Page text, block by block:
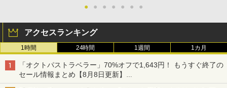
● ● ● ● ● ● ●
アクセスランキング
1時間 24時間 1週間 1カ月
「オクトパストラベラー」70%オフで1,643円！ もうすぐ終了の
セール情報まとめ【8月8日更新】
ニンテンドーeショップでは「大神 絶景版」が67%オフで990円